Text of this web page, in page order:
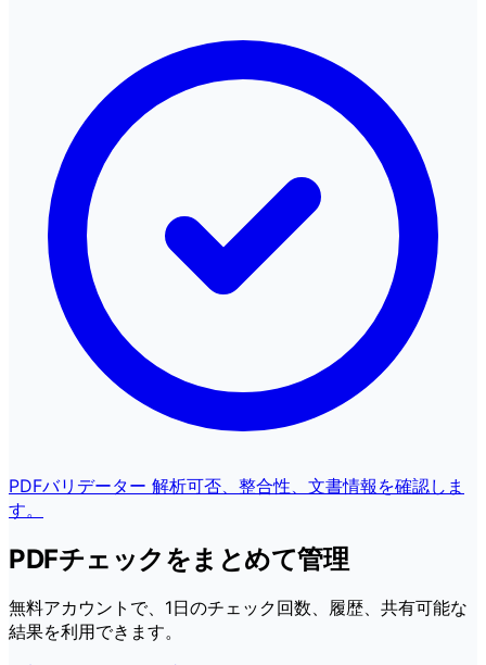
PDFバリデーター 解析可否、整合性、文書情報を確認しま
す。
PDFチェックをまとめて管理
無料アカウントで、1日のチェック回数、履歴、共有可能な
結果を利用できます。